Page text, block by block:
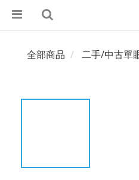
全部商品 二手/中古單